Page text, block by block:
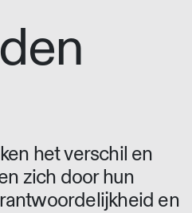
het verschil en
zich door hun
en